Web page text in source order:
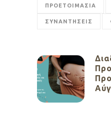
ΠΡΟΕΤΟΙΜΑΣΙΑ
ΣΥΝΑΝΤΗΣΕΙΣ